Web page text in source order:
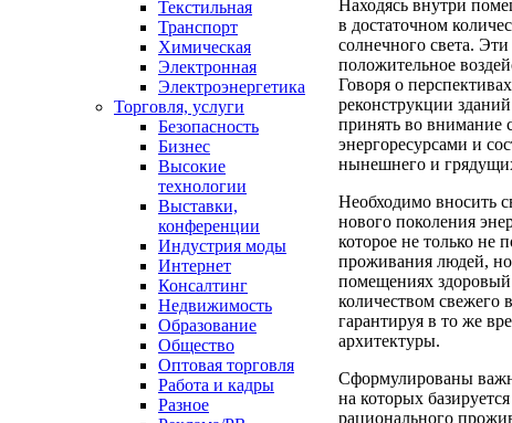
Текстильная
Транспорт
Химическая
Электронная
Электроэнергетика
Торговля, услуги
Безопасность
Бизнес
Высокие
технологии
Выставки,
конференции
Индустрия моды
Интернет
Консалтинг
Недвижимость
Образование
Общество
Оптовая торговля
Работа и кадры
Разное
Находясь внутри
в достаточном
солнечного света.
положительное
Говоря о
реконструкции
принять во внимание
энергоресурсами и
нынешнего и
Необходимо вносить
нового поколения
которое не только не
проживания людей, но
помещениях
количеством свежего
гарантируя в то же
архитектуры.
Сформулированы
на которых
рационального